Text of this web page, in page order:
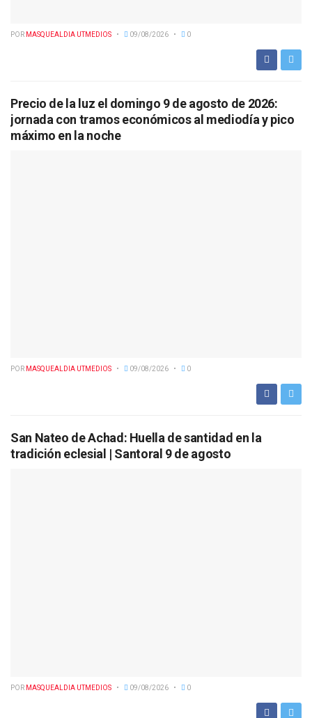
POR MASQUEALDIA UTMEDIOS 09/08/2026 0
Precio de la luz el domingo 9 de agosto de 2026:
jornada con tramos económicos al mediodía y pico
máximo en la noche
POR MASQUEALDIA UTMEDIOS 09/08/2026 0
San Nateo de Achad: Huella de santidad en la
tradición eclesial | Santoral 9 de agosto
POR MASQUEALDIA UTMEDIOS 09/08/2026 0